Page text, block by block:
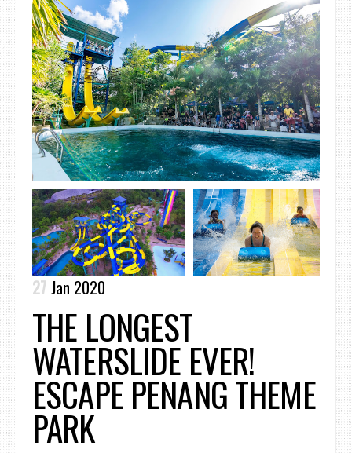
27 Jan 2020
THE LONGEST
WATERSLIDE EVER!
ESCAPE PENANG THEME
PARK